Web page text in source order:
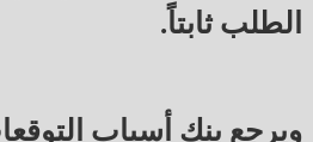
الطلب ثابتاً.
ويرجع بنك أسباب